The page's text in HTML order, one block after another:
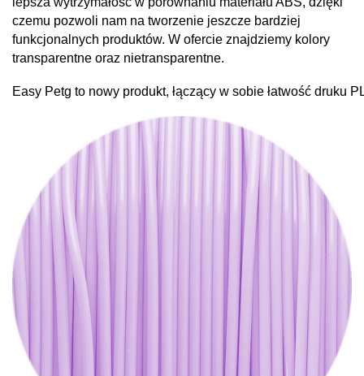
czemu pozwoli nam na tworzenie jeszcze bardziej
funkcjonalnych produktów. W ofercie znajdziemy kolory
transparentne oraz nietransparentne.
Easy Petg to nowy produkt, łączący w sobie łatwość druku